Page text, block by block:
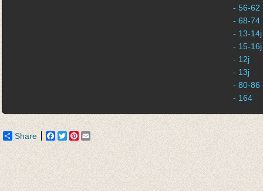
- 56-62
- 68-74
- 13-14j
- 15-16j
- 12j
- 13j
- 80-86
- 164
Share Facebook
TwitterPinterest